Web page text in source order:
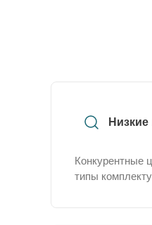
Конкурентные
типы